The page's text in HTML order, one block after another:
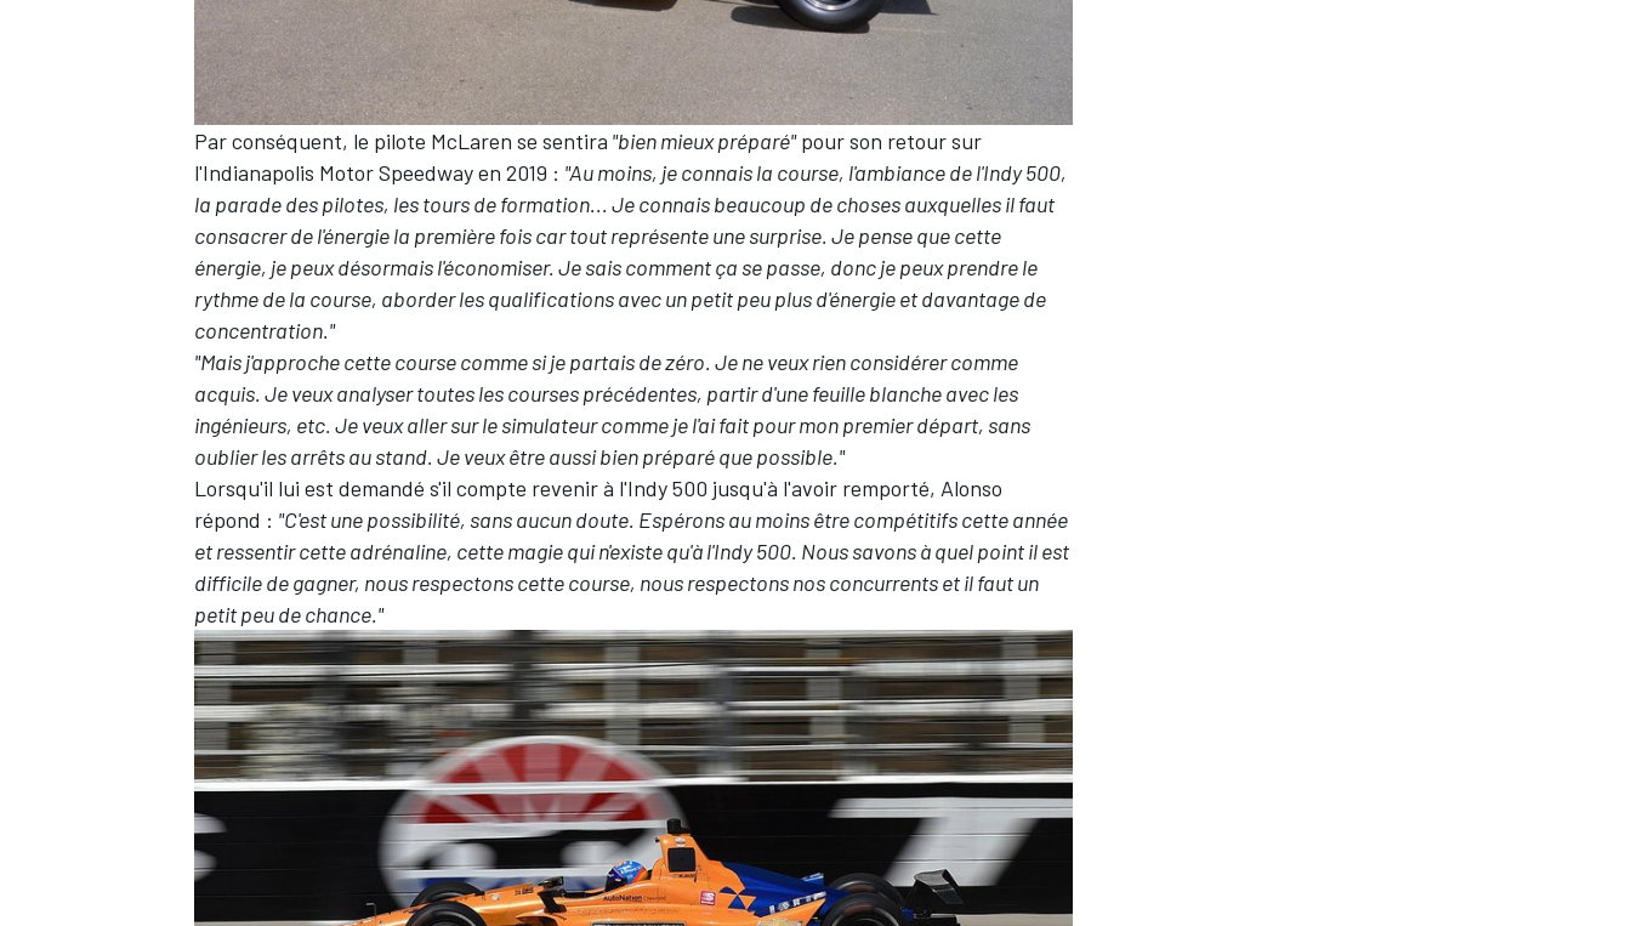
Par conséquent, le pilote McLaren se sentira "bien mieux préparé"pour son retour sur
l'Indianapolis Motor Speedway en 2019 : "Au moins, je connais la course, l'ambiance de l'Indy 500,
la parade des pilotes, les tours de formation... Je connais beaucoup de choses auxquelles il faut
consacrer de l'énergie la première fois car tout représente une surprise. Je pense que cette
énergie, je peux désormais l'économiser. Je sais comment ça se passe, donc je peux prendre le
rythme de la course, aborder les qualifications avec un petit peu plus d'énergie et davantage de
concentration."
"Mais j'approche cette course comme si je partais de zéro. Je ne veux rien considérer comme
acquis. Je veux analyser toutes les courses précédentes, partir d'une feuille blanche avec les
ingénieurs, etc. Je veux aller sur le simulateur comme je l'ai fait pour mon premier départ, sans
oublier les arrêts au stand. Je veux être aussi bien préparé que possible."
Lorsqu'il lui est demandé s'il compte revenir à l'Indy 500 jusqu'à l'avoir remporté, Alonso
répond : "C'est une possibilité, sans aucun doute. Espérons au moins être compétitifs cette année
et ressentir cette adrénaline, cette magie qui n'existe qu'à l'Indy 500. Nous savons à quel point il est
difficile de gagner, nous respectons cette course, nous respectons nos concurrents et il faut un
petit peu de chance."